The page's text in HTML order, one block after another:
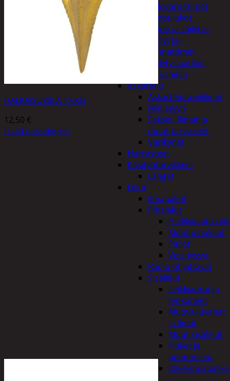
Palovaroittimet
Riippulukot
Varastointi ja säilytys
Hyllyt ja -
kannattimet
Säilytyslaatikot
Vapaa-aika ja urheilu
Askartelu
Askartelutarvikkeet
Miniatyyri
Sakset, liimat ja
muut tarvikkeet
Värikynät
Harrasteet
Käsityötarvikkeet
Langat
Lelut
Ilmapallot
Pihalelut
Muut pihalelut
Pallot
Vesipyssyt
Radio-ohjattavat
Sisälelut
Leikkiautot ja
työkoneet
Muovailuvahat
ja limat
Muut sisälelut
Nuket ja
pehmolelut
HALKAISUKIILA 1,6KG
12,50 €
Lisää ostoskoriin